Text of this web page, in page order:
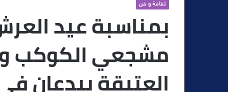
ثقافة و فن
بمناسبة عيد
مشجعي الكوكب و